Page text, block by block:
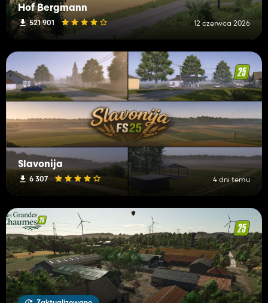
Hof Bergmann
521 901 12 czerwca 2026
Slavonija
6 307 4 dni temu